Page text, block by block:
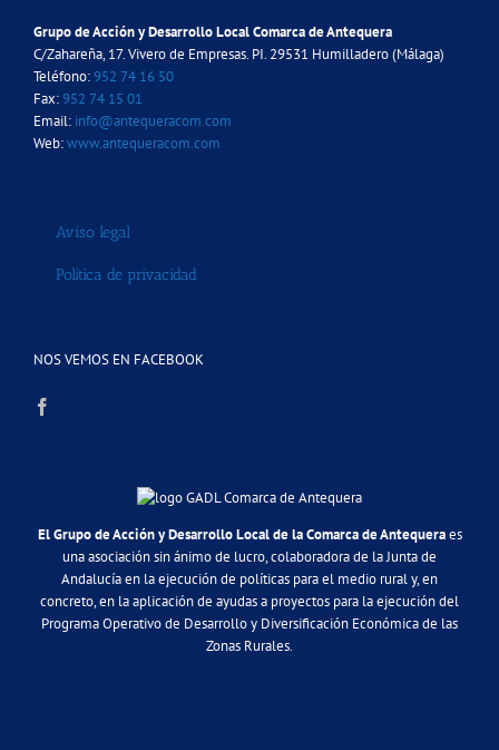
Grupo de Acción y Desarrollo Local Comarca de Antequera
C/Zahareña, 17. Vivero de Empresas. PI. 29531 Humilladero (Málaga)
Teléfono:952 74 16 50
Fax:952 74 15 01
Email: info@antequeracom.com
Web:www.antequeracom.com
Aviso legal
Política de privacidad
NOS VEMOS EN FACEBOOK
El Grupo de Acción y Desarrollo Local de la Comarca de Antequeraes
una asociación sin ánimo de lucro, colaboradora de la Junta de
Andalucía en la ejecución de políticas para el medio rural y, en
concreto, en la aplicación de ayudas a proyectos para la ejecución del
Programa Operativo de Desarrollo y Diversificación Económica de las
Zonas Rurales.